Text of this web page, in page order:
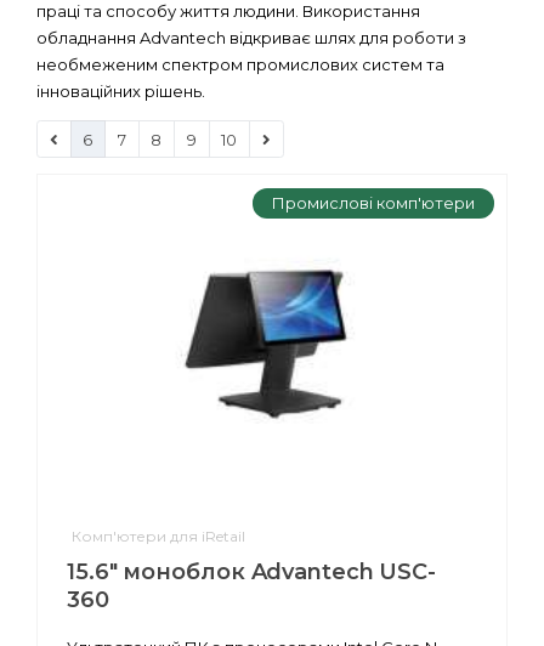
праці та способу життя людини. Використання
обладнання Advantech відкриває шлях для роботи з
необмеженим спектром промислових систем та
інноваційних рішень.
6 7 8 9 10
Промислові комп'ютери
Комп'ютери для iRetail
15.6" моноблок Advantech USC-
360